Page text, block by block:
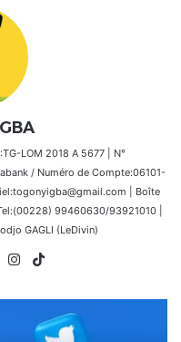
LOM 2018 A 5677 | N°
/ Numéro de Compte:06101-
| Boîte
99460630/93921010 |
GAGLI (LeDivin)
LinkedinInstagram